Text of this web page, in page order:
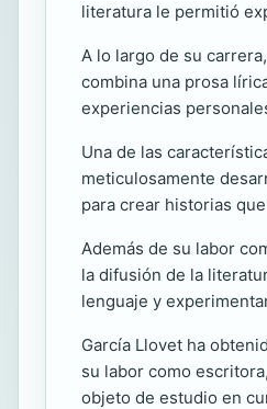
literatura le permitió
A lo largo de su
combina una prosa
experiencias
Una de las
meticulosamente
para crear historias
Además de su labor
la difusión de la
lenguaje y
García Llovet ha
su labor como
objeto de estudio en